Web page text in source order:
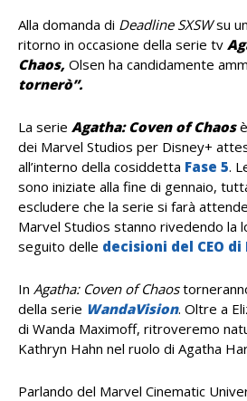
Alla domanda di Deadline SXSWsu
ritorno in occasione della serie tv
Chaos, Olsen ha candidamente
tornerò”.
La serie Agatha: Coven of Chaos
dei Marvel Studios per Disney+
all’interno della cosiddetta Fase 5.
sono iniziate alla fine di gennaio,
escludere che la serie si farà
Marvel Studios stanno rivedendo la
seguito delle decisioni del CEO
In Agatha: Coven of Chaos
della serie WandaVision. Oltre a
di Wanda Maximoff, ritroveremo
Kathryn Hahn nel ruolo di Agatha
Parlando del Marvel Cinematic